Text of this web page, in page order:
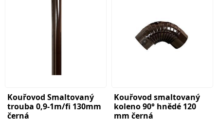
Kouřovod Smaltovaný
trouba 0,9-1m/fi 130mm
černá
Kouřovod smaltovaný
koleno 90° hnědé 120
mm černá